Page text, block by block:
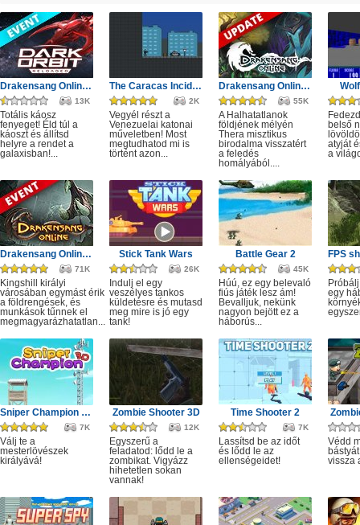
Drakensang Online - Protegit zűrzavar
13K
Totális káosz
fenyeget! Éld túl a
káoszt és állítsd
helyre a rendet a
galaxisban!...
The Caracas Incident
2K
Vegyél részt a
Venezuelai katonai
műveletben! Most
megtudhatod mi is
történt azon...
Drakensang Online - A Halhatatlanok árnya
55K
A Halhatatlanok
földjének mélyén
Thera misztikus
birodalma visszatért
a feledés
homályából....
belső
atyját
a
Drakensang Online - Kingshill férges csatornái
71K
Kingshill királyi
városában egymást érik
a földrengések, és
munkások tűnnek el
megmagyarázhatatlan...
Stick Tank Wars
26K
Indulj el egy
veszélyes tankos
küldetésre és mutasd
meg mire is jó egy
tank!
Battle Gear 2
45K
Húú, ez egy belevaló
fiús játék lesz ám!
Bevalljuk, nekünk
nagyon bejött ez a
háborús...
egy
Sniper Champion 3D
7K
Válj te a
mesterlövészek
királyává!
Zombie Shooter 3D
12K
Egyszerű a
feladatod: lődd le a
zombikat. Vigyázz
hihetetlen sokan
vannak!
Time Shooter 2
7K
Lassítsd be az időt
és lődd le az
ellenségeidet!
Védd
vissza